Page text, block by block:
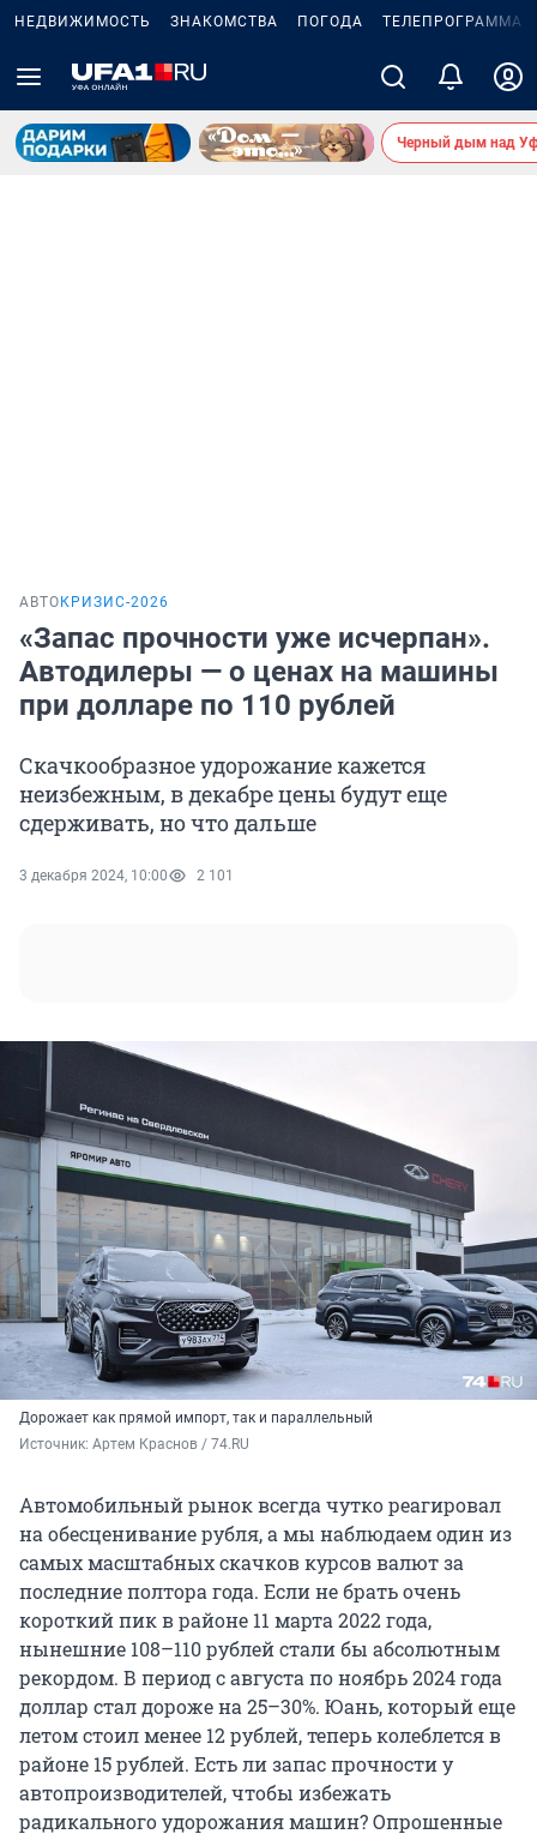
НЕДВИЖИМОСТЬ ЗНАКОМСТВА ПОГОДА ТЕЛЕПРОГРАММА
Черный дым над
АВТО КРИЗИС-2026
«Запас прочности уже исчерпан».
Автодилеры — о ценах на машины
при долларе по 110 рублей
Скачкообразное удорожание кажется
неизбежным, в декабре цены будут еще
сдерживать, но что дальше
3 декабря 2024, 10:00 2 101
Дорожает как прямой импорт, так и параллельный
Источник: Артем Краснов / 74.RU
Автомобильный рынок всегда чутко реагировал
на обесценивание рубля, а мы наблюдаем один из
самых масштабных скачков курсов валют за
последние полтора года. Если не брать очень
короткий пик в районе 11 марта 2022 года,
нынешние 108–110 рублей стали бы абсолютным
рекордом. В период с августа по ноябрь 2024 года
доллар стал дороже на 25–30%. Юань, который еще
летом стоил менее 12 рублей, теперь колеблется в
районе 15 рублей. Есть ли запас прочности у
автопроизводителей, чтобы избежать
радикального удорожания машин? Опрошенные